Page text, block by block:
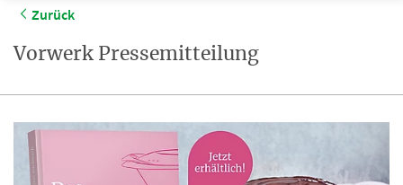
Zurück
Vorwerk Pressemitteilung